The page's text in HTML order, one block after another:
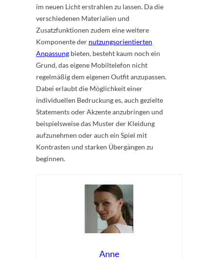
im neuen Licht erstrahlen zu lassen. Da die
verschiedenen Materialien und
Zusatzfunktionen zudem eine weitere
Komponente der nutzungsorientierten
Anpassung bieten, besteht kaum noch ein
Grund, das eigene Mobiltelefon nicht
regelmäßig dem eigenen Outfit anzupassen.
Dabei erlaubt die Möglichkeit einer
individuellen Bedruckung es, auch gezielte
Statements oder Akzente anzubringen und
beispielsweise das Muster der Kleidung
aufzunehmen oder auch ein Spiel mit
Kontrasten und starken Übergängen zu
beginnen.
Anne